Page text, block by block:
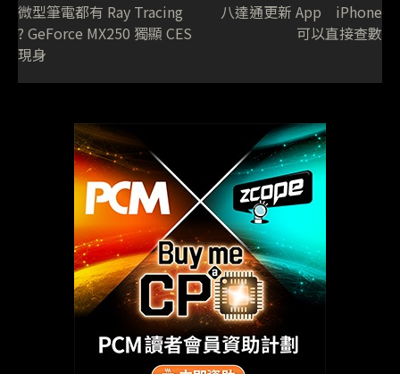
微型筆電都有 Ray Tracing
? GeForce MX250 獨顯 CES
現身
八達通更新 App iPhone
可以直接查數